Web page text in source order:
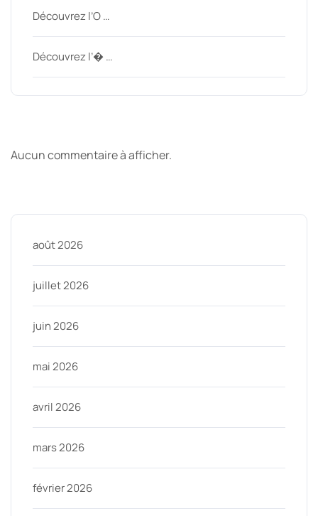
Découvrez l’O …
Découvrez l’� …
Aucun commentaire à afficher.
août 2026
juillet 2026
juin 2026
mai 2026
avril 2026
mars 2026
février 2026